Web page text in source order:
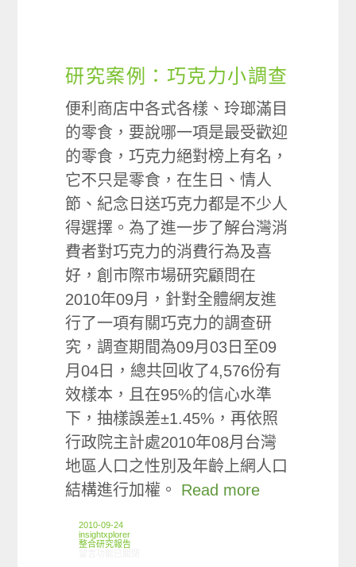
研究案例：巧克力小調查
便利商店中各式各樣、玲瑯滿目
的零食，要說哪一項是最受歡迎
的零食，巧克力絕對榜上有名，
它不只是零食，在生日、情人
節、紀念日送巧克力都是不少人
得選擇。為了進一步了解台灣消
費者對巧克力的消費行為及喜
好，創市際市場研究顧問在
2010年09月，針對全體網友進
行了一項有關巧克力的調查研
究，調查期間為09月03日至09
月04日，總共回收了4,576份有
效樣本，且在95%的信心水準
下，抽樣誤差±1.45%，再依照
行政院主計處2010年08月台灣
地區人口之性別及年齡上網人口
結構進行加權。 Read more
2010-09-24
insightxplorer
整合研究報告